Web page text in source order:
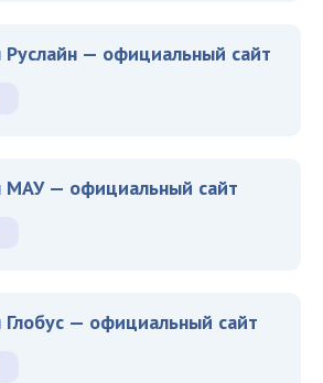
— официальный сайт
МАУ — официальный сайт
— официальный сайт